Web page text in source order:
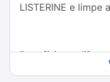
LISTERINE e limpe
Benefícios e